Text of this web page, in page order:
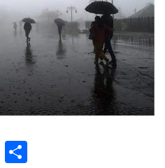
Telegram